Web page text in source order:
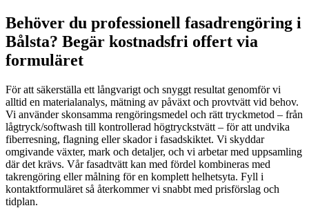
Behöver du professionell fasadrengöring i
Bålsta? Begär kostnadsfri offert via
formuläret
För att säkerställa ett långvarigt och snyggt resultat genomför vi
alltid en materialanalys, mätning av påväxt och provtvätt vid behov.
Vi använder skonsamma rengöringsmedel och rätt tryckmetod – från
lågtryck/softwash till kontrollerad högtryckstvätt – för att undvika
fiberresning, flagning eller skador i fasadskiktet. Vi skyddar
omgivande växter, mark och detaljer, och vi arbetar med uppsamling
där det krävs. Vår fasadtvätt kan med fördel kombineras med
takrengöring eller målning för en komplett helhetsyta. Fyll i
kontaktformuläret så återkommer vi snabbt med prisförslag och
tidplan.